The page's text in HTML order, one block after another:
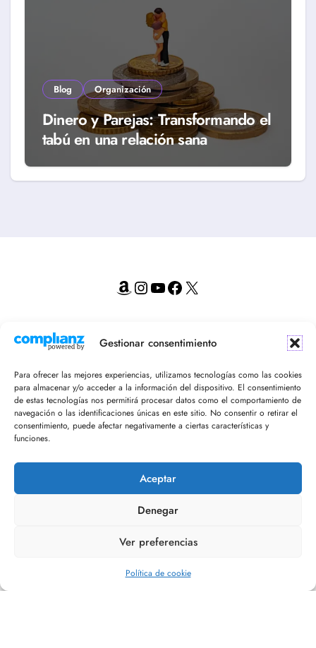
Gestionar consentimiento
Para ofrecer las mejores experiencias, utilizamos tecnologías como las cookies
para almacenar y/o acceder a la información del dispositivo. El consentimiento
de estas tecnologías nos permitirá procesar datos como el comportamiento de
navegación o las identificaciones únicas en este sitio. No consentir o retirar el
consentimiento, puede afectar negativamente a ciertas características y
funciones.
Aceptar
Denegar
Ver preferencias
Política de cookie
Blog Organización
Dinero y Parejas: Transformando el
tabú en una relación sana
Amazon
Instagram
YouTube
Facebook
X
¡Recibe en tu email nuestro newsletter!
Editorial Refugio